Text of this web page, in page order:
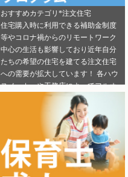
リエイター様は 「お申込みはこち
ら」からご登録時のプロフィール欄
に 注目のカテゴリを見たという旨を
ご入力ください。 メディパートナー
にご登録いただいている アフィリエ
イター様は「お問い合わせはこち
ら」から ご連絡ください。
おすすめカテゴリ*注文住宅
住宅購入時に利用できる補助金制度
等やコロナ禍からのリモートワーク
中心の生活も影響しており近年自分
たちの希望の住宅を建てる注文住宅
への需要が拡大しています！ 各ハウ
スメーカーや工務店によってフルオ
ーダー住宅・セミオーダー住宅など
様々な取扱いがありユーザーの好み
をくみ取って家づくりをサポ―トし
てくれます。 新規でご登録いただく
アフィリエイター様は「お申込みは
こちら」からご登録時のプロフィー
ル欄に注目のカテゴリを見たという